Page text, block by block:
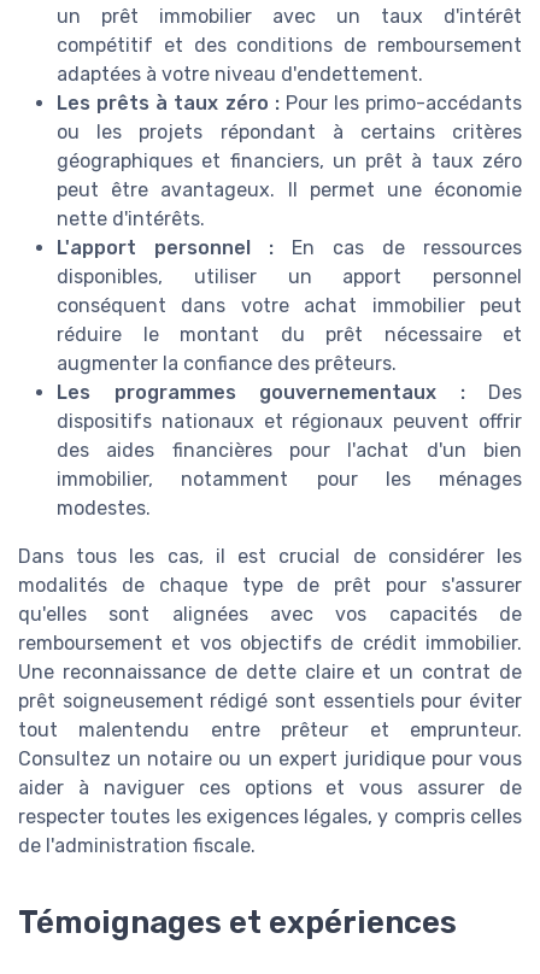
un prêt immobilier avec un taux d'intérêt
compétitif et des conditions de remboursement
adaptées à votre niveau d'endettement.
Les prêts à taux zéro :Pour les primo-accédants
ou les projets répondant à certains critères
géographiques et financiers, un prêt à taux zéro
peut être avantageux. Il permet une économie
nette d'intérêts.
L'apport personnel : En cas de ressources
disponibles, utiliser un apport personnel
conséquent dans votre achat immobilier peut
réduire le montant du prêt nécessaire et
augmenter la confiance des prêteurs.
Les programmes gouvernementaux :Des
dispositifs nationaux et régionaux peuvent offrir
des aides financières pour l'achat d'un bien
immobilier, notamment pour les ménages
modestes.
Dans tous les cas, il est crucial de considérer les
modalités de chaque type de prêt pour s'assurer
qu'elles sont alignées avec vos capacités de
remboursement et vos objectifs de crédit immobilier.
Une reconnaissance de dette claire et un contrat de
prêt soigneusement rédigé sont essentiels pour éviter
tout malentendu entre prêteur et emprunteur.
Consultez un notaire ou un expert juridique pour vous
aider à naviguer ces options et vous assurer de
respecter toutes les exigences légales, y compris celles
de l'administration fiscale.
Témoignages et expériences